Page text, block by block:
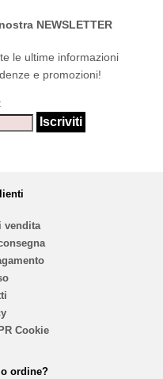
NEWSLETTER
le ultime informazioni
e promozioni!
vendita
Cookie
ordine?